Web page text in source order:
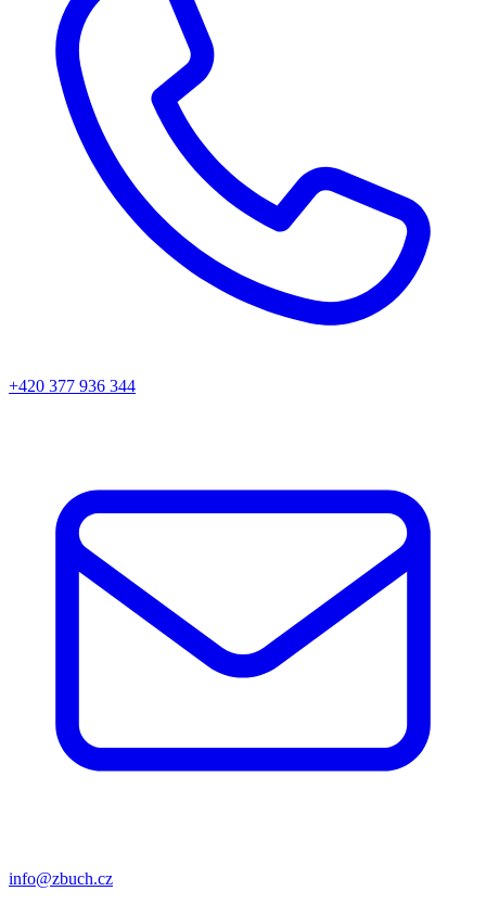
+420 377 936 344
info@zbuch.cz